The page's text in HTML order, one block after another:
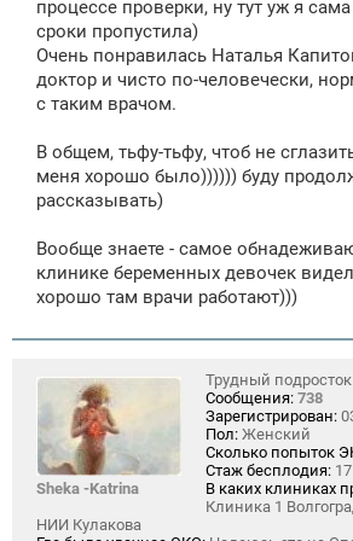
процессе проверки, ну тут уж я
сроки пропустила)
Очень понравилась Наталья
доктор и чисто по-человечески,
с таким врачом.
В общем, тьфу-тьфу, чтоб не
меня хорошо было)))))) буду
рассказывать)
Вообще знаете - самое
клинике беременных девочек
хорошо там врачи работают)))
Sheka -Katrina
Трудный подросток
Сообщения: 738
Зарегистрирован:
Пол: Женский
Сколько попыток
Стаж бесплодия: 17
В каких клиниках
Клиника 1
НИИ Кулакова